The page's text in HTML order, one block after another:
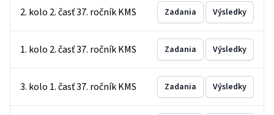
2. kolo 2. časť 37. ročník KMS Zadania Výsledky
1. kolo 2. časť 37. ročník KMS Zadania Výsledky
3. kolo 1. časť 37. ročník KMS Zadania Výsledky